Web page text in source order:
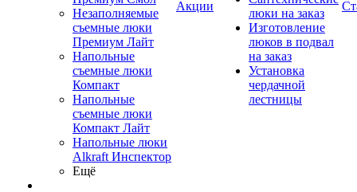
Незаполняемые
съемные люки
Премиум Лайт
Напольные
съемные люки
Компакт
Напольные
съемные люки
Компакт Лайт
Напольные люки
Alkraft Инспектор
Ещё
Акции
люки на заказ
Изготовление
люков в подвал
на заказ
Установка
чердачной
лестницы